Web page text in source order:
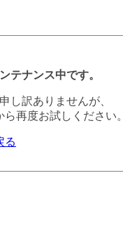
テナンス中です。
し訳ありませんが、
再度お試しください。
る